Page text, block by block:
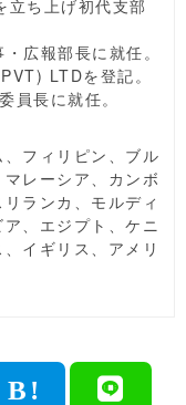
ち上げ初代支部
広報部長に就任。
LTDを登記。
員長に就任。
フィリピン、ブル
レーシア、カンボ
ランカ、モルディ
、エジプト、ケニ
イギリス、アメリ